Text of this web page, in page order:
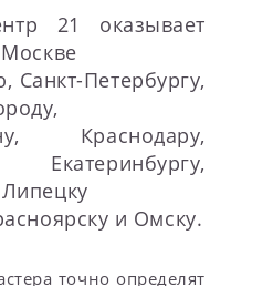
21 оказывает
Санкт-Петербургу,
Краснодару,
и Омску.
точно определят